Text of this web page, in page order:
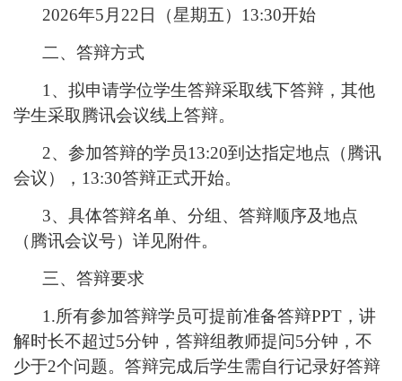
2026年5月 22 日（星期五） 13:30开始
二、答辩方式
1、拟申请学位学生答辩采取线下答辩，其他
学生采取腾讯会议线上答辩。
2、参加答辩的学员13:20到达指定地点（腾讯
会议）， 13:30答辩正式开始。
3、具体答辩名单、分组、答辩顺序及地点
（腾讯会议号）详见附件。
三、答辩要求
1.所有参加答辩学员可提前准备答辩PPT，讲
解时长不超过5分钟，答辩组教师提问5分钟，不
少于2个问题。答辩完成后学生需自行记录好答辩